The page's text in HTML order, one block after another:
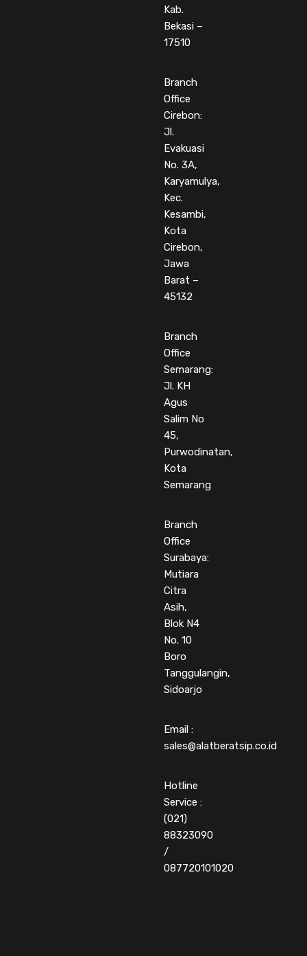
Kab.
Bekasi –
17510
Branch
Office
Cirebon:
Jl.
Evakuasi
No. 3A,
Karyamulya,
Kec.
Kesambi,
Kota
Cirebon,
Jawa
Barat –
45132
Branch
Office
Semarang:
Jl. KH
Agus
Salim No
45,
Purwodinatan,
Kota
Semarang
Branch
Office
Surabaya:
Mutiara
Citra
Asih,
Blok N4
No. 10
Boro
Tanggulangin,
Sidoarjo
Email :
sales@alatberatsip.co.id
Hotline
Service :
(021)
88323090
/
087720101020